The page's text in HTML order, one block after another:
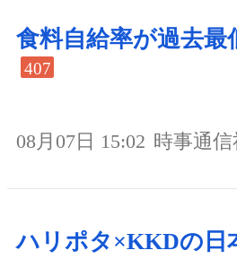
食料自給率が過去最
407
08月07日 15:02 時事通信
ハリポタ×KKDの日